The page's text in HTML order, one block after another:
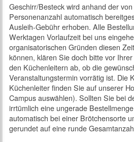
Geschirr/Besteck wird anhand der
Personenanzahl automatisch
Ausleih-Gebühr erhoben. Alle
Werktagen Vorlaufzeit bei uns
organisatorischen Gründen diesen
können, klären Sie doch bitte vor
den Küchenleitern ab, ob die
Veranstaltungstermin vorrätig ist. Die
Küchenleiter finden Sie auf unserer
Campus auswählen). Sollten Sie bei
irrtümlich eine ungerade
automatisch bei einer Brötchensorte
gerundet auf eine runde